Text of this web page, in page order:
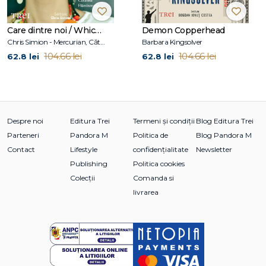
Care dintre noi / Which One of Us
62.8 lei 104.66 lei
Demon Copperhead
Barbara Kingsolver
62.8 lei 104.66 lei
Despre noi
Parteneri
Contact
Editura Trei
Pandora M
Lifestyle
Publishing
Colecții
Termeni și condiții
Politica de
confidențialitate
Politica cookies
Comanda si
livrarea
Blog Editura Trei
Blog Pandora M
Newsletter